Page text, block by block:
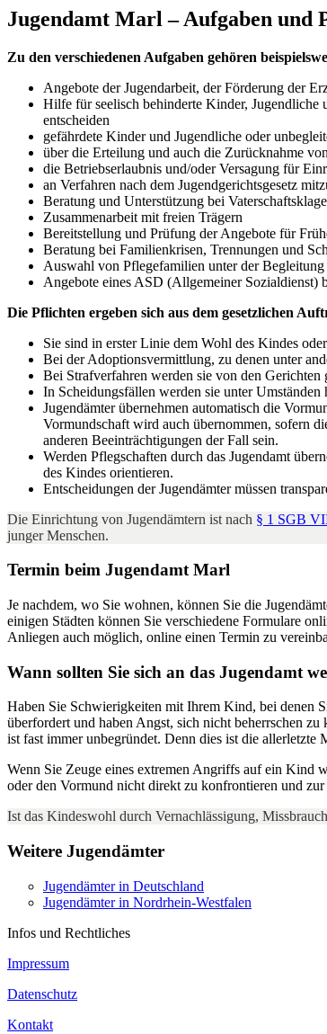
Jugendamt Marl – Aufgaben und
Zu den verschiedenen Aufgaben gehören
Angebote der Jugendarbeit, der Förderung der
Hilfe für seelisch behinderte Kinder, Jugendliche
entscheiden
gefährdete Kinder und Jugendliche oder
über die Erteilung und auch die Zurücknahme
die Betriebserlaubnis und/oder Versagung für
an Verfahren nach dem Jugendgerichtsgesetz
Beratung und Unterstützung bei
Zusammenarbeit mit freien Trägern
Bereitstellung und Prüfung der Angebote für
Beratung bei Familienkrisen, Trennungen und
Auswahl von Pflegefamilien unter der
Angebote eines ASD (Allgemeiner Sozialdienst)
Die Pflichten ergeben sich aus dem gesetzlichen
Sie sind in erster Linie dem Wohl des Kindes
Bei der Adoptionsvermittlung, zu denen unter
Bei Strafverfahren werden sie von den Gerichten
In Scheidungsfällen werden sie unter
Jugendämter übernehmen automatisch die
Vormundschaft wird auch übernommen, sofern
anderen Beeinträchtigungen der Fall sein.
Werden Pflegschaften durch das Jugendamt
des Kindes orientieren.
Entscheidungen der Jugendämter müssen
Die Einrichtung von Jugendämtern ist nach § 1 SGB
junger Menschen.
Termin beim Jugendamt Marl
Je nachdem, wo Sie wohnen, können Sie die
einigen Städten können Sie verschiedene Formulare
Anliegen auch möglich, online einen Termin zu
Wann sollten Sie sich an das Jugendamt
Haben Sie Schwierigkeiten mit Ihrem Kind, bei denen
überfordert und haben Angst, sich nicht beherrschen
ist fast immer unbegründet. Denn dies ist die
Wenn Sie Zeuge eines extremen Angriffs auf ein Kind
oder den Vormund nicht direkt zu konfrontieren und
Ist das Kindeswohl durch Vernachlässigung,
Weitere Jugendämter
Jugendämter in Deutschland
Jugendämter in Nordrhein-Westfalen
Infos und Rechtliches
Impressum
Datenschutz
Kontakt